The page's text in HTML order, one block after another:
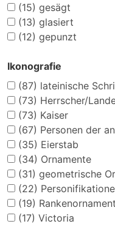
(15) gesägt
(13) glasiert
(12) gepunzt
Ikonografie
(87) lateinische
(73) Herrscher/
(73) Kaiser
(67) Personen der
(35) Eierstab
(34) Ornamente
(31) geometrische
(22)
(19) Rankenornament
(17) Victoria